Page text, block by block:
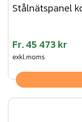
Stålnätspanel
Fr.45 473 kr
exkl.moms